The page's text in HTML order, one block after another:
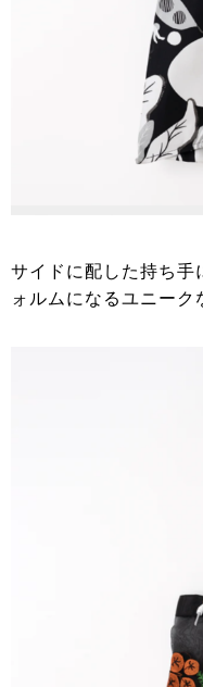
サイドに配した持ち手
ォルムになるユニーク